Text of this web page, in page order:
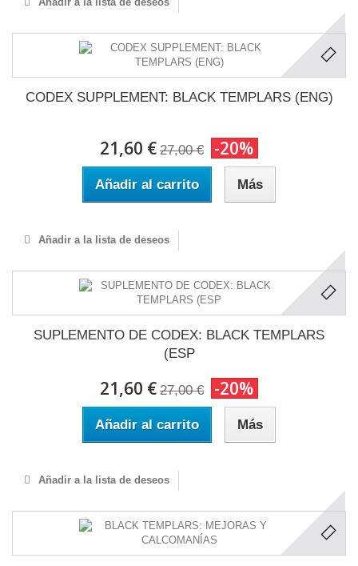
CODEX SUPPLEMENT: BLACK TEMPLARS (ENG)
21,60 € 27,00 € -20%
Añadir al carrito Más
Añadir a la lista de deseos
SUPLEMENTO DE CODEX: BLACK TEMPLARS
(ESP
21,60 € 27,00 € -20%
Añadir al carrito Más
Añadir a la lista de deseos